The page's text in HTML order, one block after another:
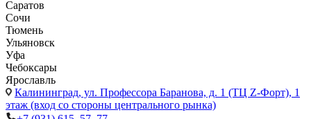
Саратов
Сочи
Тюмень
Ульяновск
Уфа
Чебоксары
Ярославль
Калининград, ул. Профессора Баранова, д. 1 (ТЦ Z-Форт), 1
этаж (вход со стороны центрального рынка)